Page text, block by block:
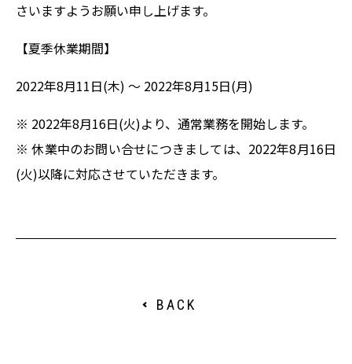
SERVICE
COMPANY
SUSTAIN.
さいますようお願い申し上げます。
【夏季休業期間】
2022年8月11日(木) ～ 2022年8月15日(月)
※ 2022年8月16日(火)より、通常業務を開始します。
※ 休業中のお問い合せにつきましては、2022年8月16日
(火)以降に対応させていただきます。
BACK